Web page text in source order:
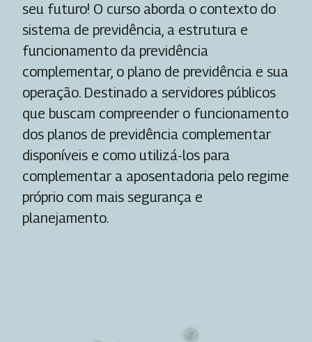
seu futuro! O curso aborda o contexto do
sistema de previdência, a estrutura e
funcionamento da previdência
complementar, o plano de previdência e sua
operação. Destinado a servidores públicos
que buscam compreender o funcionamento
dos planos de previdência complementar
disponíveis e como utilizá-los para
complementar a aposentadoria pelo regime
próprio com mais segurança e
planejamento.